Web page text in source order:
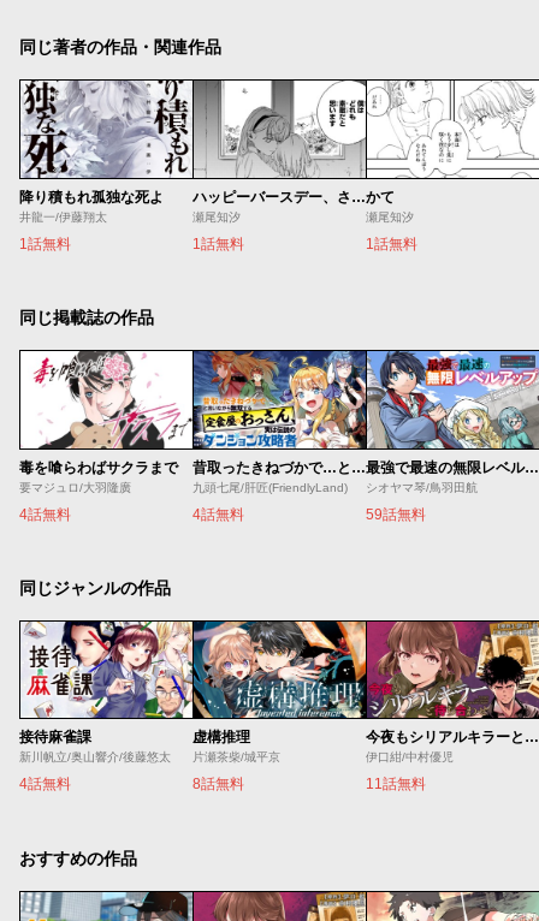
同じ著者の作品・関連作品
降り積もれ孤独な死よ
井龍一/伊藤翔太
1話無料
ハッピーバースデー、さよなら
瀬尾知汐
1話無料
かて
瀬尾知汐
1話無料
同じ掲載誌の作品
毒を喰らわばサクラまで
要マジュロ/大羽隆廣
4話無料
昔取ったきねづかで…と言いながら無双する定食屋のおっさん、実は伝説のダンジョン攻略者
九頭七尾/肝匠(FriendlyLand)
4話無料
最強で最速の無限レベルアップ ～スキル【経験値１０００倍】と【レベルフリー】でレベル上限の枷が外れた俺は無双する～
シオヤマ琴/鳥羽田航
59話無料
同じジャンルの作品
接待麻雀課
新川帆立/奥山響介/後藤悠太
4話無料
虚構推理
片瀬茶柴/城平京
8話無料
今夜もシリアルキラーと待ち合わせ
伊口紺/中村優児
11話無料
おすすめの作品